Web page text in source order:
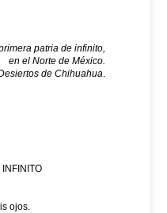
patria de infinito,
en el Norte de México.
de Chihuahua.
ojos.